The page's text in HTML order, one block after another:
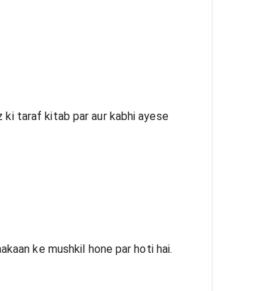
ki taraf kitab par aur kabhi ayese
ke mushkil hone par hoti hai.